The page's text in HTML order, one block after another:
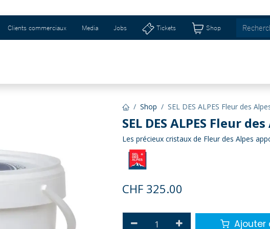
Clients commerciaux Media Jobs Tickets Shop
Shop SEL DES ALPES Fleur des
SEL DES ALPES Fleur
Les précieux cristaux de Fleur des Alpes
CHF 325.00
Ajouter